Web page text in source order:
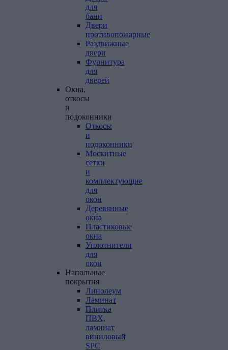
для
бани
Двери
противопожарные
Раздвижные
двери
Фурнитура
для
дверей
Окна,
откосы
и
подоконники
Откосы
и
подоконники
Москитные
сетки
и
комплектующие
для
окон
Деревянные
окна
Пластиковые
окна
Уплотнители
для
окон
Напольные
покрытия
Линолеум
Ламинат
Плитка
ПВХ,
ламинат
виниловый
SPC